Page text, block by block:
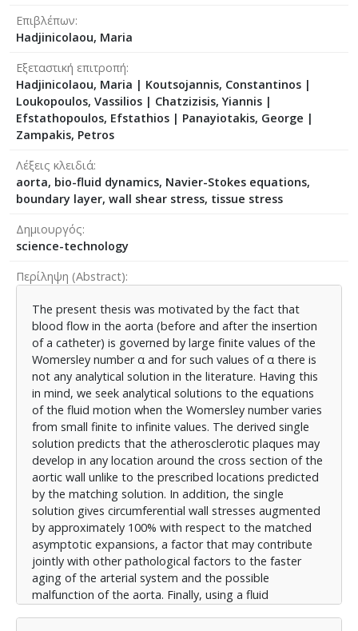
Επιβλέπων
Hadjinicolaou, Maria
Εξεταστική επιτροπή
Hadjinicolaou, Maria | Koutsojannis, Constantinos |
Loukopoulos, Vassilios | Chatzizisis, Yiannis |
Efstathopoulos, Efstathios | Panayiotakis, George |
Zampakis, Petros
Λέξεις κλειδιά
aorta, bio-fluid dynamics, Navier-Stokes equations,
boundary layer, wall shear stress, tissue stress
Δημιουργός
science-technology
Περίληψη (Abstract)
The present thesis was motivated by the fact that
blood flow in the aorta (before and after the insertion
of a catheter) is governed by large finite values of the
Womersley number α and for such values of α there is
not any analytical solution in the literature. Having this
in mind, we seek analytical solutions to the equations
of the fluid motion when the Womersley number varies
from small finite to infinite values. The derived single
solution predicts that the atherosclerotic plaques may
develop in any location around the cross section of the
aortic wall unlike to the prescribed locations predicted
by the matching solution. In addition, the single
solution gives circumferential wall stresses augmented
by approximately 100% with respect to the matched
asymptotic expansions, a factor that may contribute
jointly with other pathological factors to the faster
aging of the arterial system and the possible
malfunction of the aorta. Finally, using a fluid